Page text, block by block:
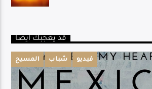
قد يعجبك أيضا
المسيح شباب فيديو